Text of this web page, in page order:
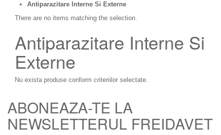
Antiparazitare Interne Si Externe
There are no items matching the selection.
Antiparazitare Interne Si
Externe
Nu exista produse conform criteriilor selectate.
ABONEAZA-TE LA
NEWSLETTERUL FREIDAVET